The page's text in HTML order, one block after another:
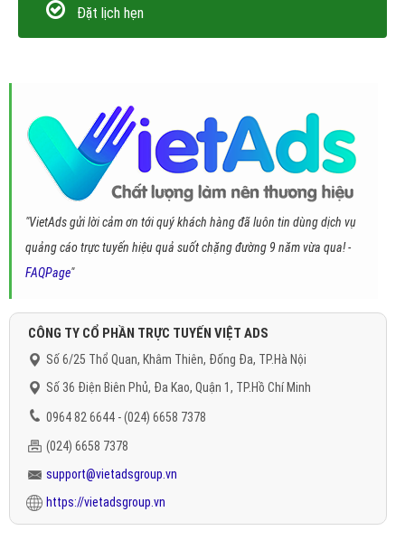
Đặt lịch hẹn
"VietAds gửi lời cảm ơn tới quý khách hàng đã luôn tin dùng dịch vụ
quảng cáo trực tuyến hiệu quả suốt chặng đường 9 năm vừa qua! -
FAQPage"
CÔNG TY CỔ PHẦN TRỰC TUYẾN VIỆT ADS
Số 6/25 Thổ Quan, Khâm Thiên, Đống Đa, TP.Hà Nội
Số 36 Điện Biên Phủ, Đa Kao, Quận 1, TP.Hồ Chí Minh
0964 82 6644 - (024) 6658 7378
(024) 6658 7378
support@vietadsgroup.vn
https://vietadsgroup.vn